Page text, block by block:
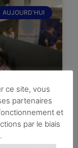
AUJOURD'HUI
ce site, vous
partenaires
et
par le biais